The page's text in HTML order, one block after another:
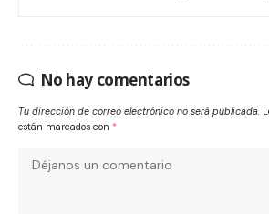
No hay comentarios
Tu dirección de correo electrónico no será publicada.
están marcados con *